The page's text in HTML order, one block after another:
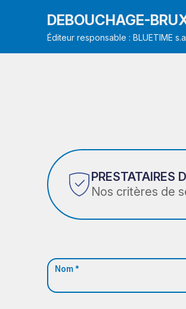
DEBOUCHAGE-
Éditeur responsable : BLUETIME
PRESTATAIRES
Nos critères de
Nom *